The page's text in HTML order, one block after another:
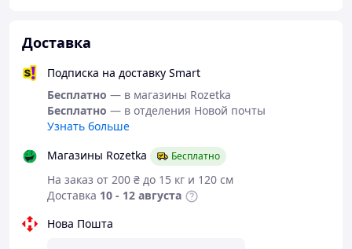
Доставка
Подписка на доставку Smart
Бесплатно — в магазины Rozetka
Бесплатно — в отделения Новой почты
Узнать больше
Магазины Rozetka
Бесплатно
На заказ от 200 ₴ до 15 кг и 120 см
Доставка 10 - 12 августа
Нова Пошта